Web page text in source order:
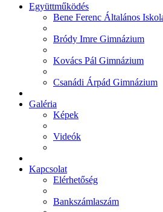
Együttműködés
Bene Ferenc Általános
Bródy Imre Gimnázium
Kovács Pál Gimnázium
Csanádi Árpád Gimnázium
Galéria
Képek
Videók
Kapcsolat
Elérhetőség
Bankszámlaszám